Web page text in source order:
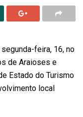
feira, 16, no
de Araioses e
Estado do Turismo
local